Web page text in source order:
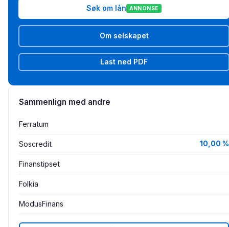
Søk om lån ANNONSE
Om selskapet
Last ned PDF
Sammenlign med andre
Ferratum
Soscredit 10,00 %
Finanstipset
Folkia
ModusFinans